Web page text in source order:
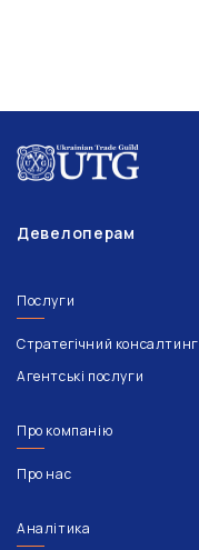
Девелоперам
Послуги
Стратегічний консалтинг
Агентські послуги
Про компанію
Про нас
Аналітика